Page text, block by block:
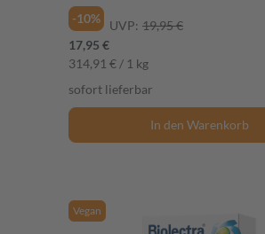
-10% UVP: 19,95 €
17,95 €
314,91 € / 1 kg
sofort lieferbar
In den Warenkorb
Vegan